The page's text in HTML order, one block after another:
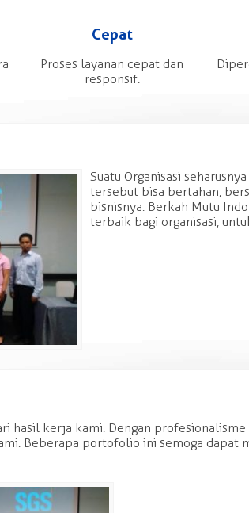
Cepat
Proses layanan cepat dan
responsif.
Suatu Organisasi
tersebut bisa bertahan,
bisnisnya. Berkah Mutu
terbaik bagi organisasi,
hasil kerja kami. Dengan
Beberapa portofolio ini semoga dapat